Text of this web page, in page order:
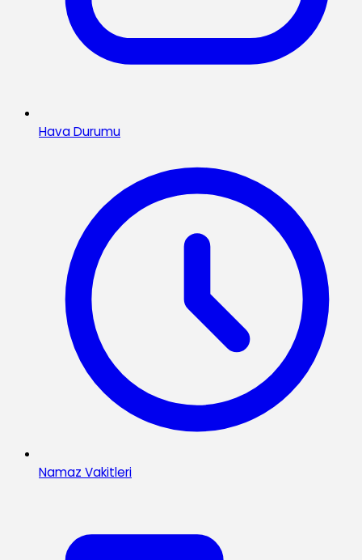
Hava Durumu
Namaz Vakitleri